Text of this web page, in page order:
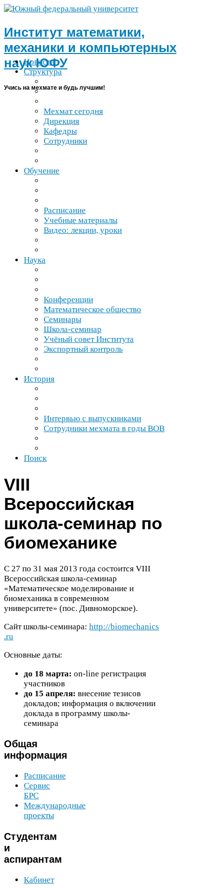
Институт математики,
механики и компьютерных
наукЮФУ
Учись на мехмате и будь лучшим!
Новости
Структура
Мехмат сегодня
Дирекция
Кафедры
Сотрудники
Обучение
Расписание
Учебные материалы
Видео: лекции, уроки
Наука
Конференции
Математическое общество
Семинары
Школа-​семинар
Учёный совет Института
Экспортный контроль
История
Интервью с выпускниками
Сотрудники мехмата в годы ВОВ
Поиск
VIII
Всероссийская
школа-​семинар по
биомеханике
С 27 по 31 мая 2013 года состоится VIII
Всероссийская школа-​семинар
«Математическое моделирование и
биомеханика в современном
университете» (пос. Дивноморское).
Cайт школы-​семинара: http://​bio​me​chan​ics​
.ru
Основные даты:
до 18 марта: on-​line регистрация
участников
до 15 апреля: внесение тезисов
докладов; информация о включении
доклада в программу школы-​
семинара
Общая
информация
Расписание
Сервис
БРС
Международные
проекты
Студентам
и
аспирантам
Кабинет